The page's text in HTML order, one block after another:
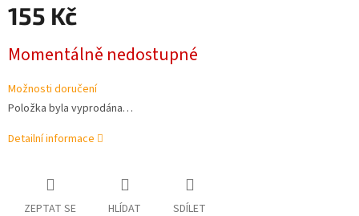
155 Kč
cena:
Momentálně nedostupné
Možnosti doručení
Položka byla vyprodána…
Detailní informace
ZEPTAT SE HLÍDAT SDÍLET